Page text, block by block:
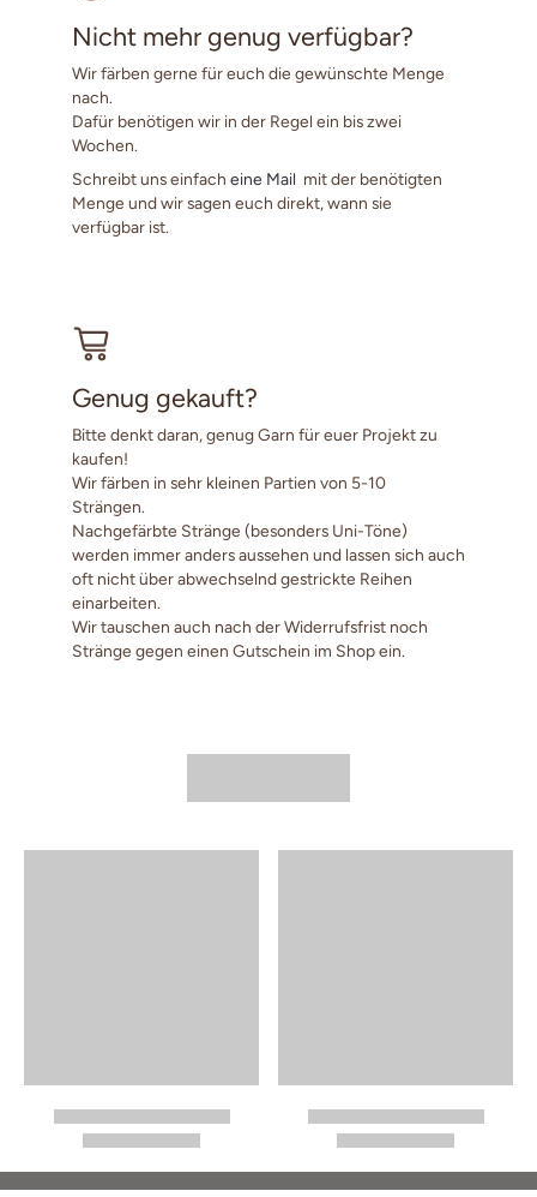
Nicht mehr genug verfügbar?
Wir färben gerne für euch die gewünschte Menge
nach.
Dafür benötigen wir in der Regel ein bis zwei
Wochen.
Schreibt uns einfach eine Mail mit der benötigten
Menge und wir sagen euch direkt, wann sie
verfügbar ist.
Genug gekauft?
Bitte denkt daran, genug Garn für euer Projekt zu
kaufen!
Wir färben in sehr kleinen Partien von 5-10
Strängen.
Nachgefärbte Stränge (besonders Uni-Töne)
werden immer anders aussehen und lassen sich auch
oft nicht über abwechselnd gestrickte Reihen
einarbeiten.
Wir tauschen auch nach der Widerrufsfrist noch
Stränge gegen einen Gutschein im Shop ein.